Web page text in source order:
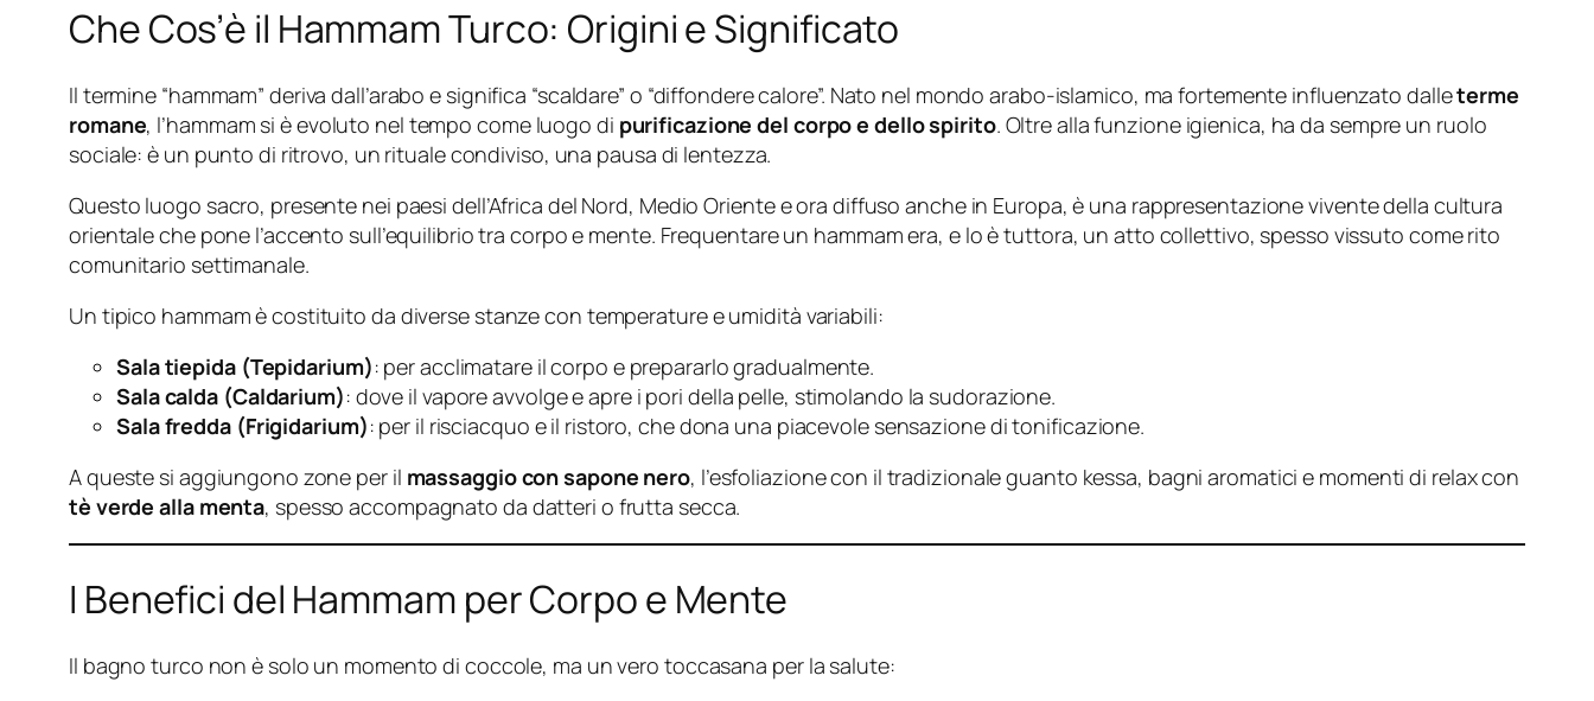
Che Cos’è il Hammam Turco: Origini e Significato
Il termine “hammam” deriva dall’arabo e significa “scaldare” o “diffondere calore”. Nato nel mondo arabo-islamico, ma fortemente influenzato dalleterme
romane, l’hammam si è evoluto nel tempo come luogo di purificazione del corpo e dello spirito. Oltre alla funzione igienica, ha da sempre un ruolo
sociale: è un punto di ritrovo, un rituale condiviso, una pausa di lentezza.
Questo luogo sacro, presente nei paesi dell’Africa del Nord, Medio Oriente e ora diffuso anche in Europa, è una rappresentazione vivente della cultura
orientale che pone l’accento sull’equilibrio tra corpo e mente. Frequentare un hammam era, e lo è tuttora, un atto collettivo, spesso vissuto come rito
comunitario settimanale.
Un tipico hammam è costituito da diverse stanze con temperature e umidità variabili:
Sala tiepida (Tepidarium): per acclimatare il corpo e prepararlo gradualmente.
Sala calda (Caldarium): dove il vapore avvolge e apre i pori della pelle, stimolando la sudorazione.
Sala fredda (Frigidarium): per il risciacquo e il ristoro, che dona una piacevole sensazione di tonificazione.
A queste si aggiungono zone per il massaggio con sapone nero, l’esfoliazione con il tradizionale guanto kessa, bagni aromatici e momenti di relax con
tè verde alla menta, spesso accompagnato da datteri o frutta secca.
I Benefici del Hammam per Corpo e Mente
Il bagno turco non è solo un momento di coccole, ma un vero toccasana per la salute: